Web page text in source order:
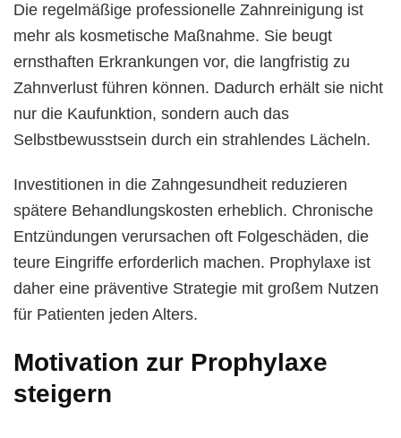
Die regelmäßige professionelle Zahnreinigung ist
mehr als kosmetische Maßnahme. Sie beugt
ernsthaften Erkrankungen vor, die langfristig zu
Zahnverlust führen können. Dadurch erhält sie nicht
nur die Kaufunktion, sondern auch das
Selbstbewusstsein durch ein strahlendes Lächeln.
Investitionen in die Zahngesundheit reduzieren
spätere Behandlungskosten erheblich. Chronische
Entzündungen verursachen oft Folgeschäden, die
teure Eingriffe erforderlich machen. Prophylaxe ist
daher eine präventive Strategie mit großem Nutzen
für Patienten jeden Alters.
Motivation zur Prophylaxe
steigern